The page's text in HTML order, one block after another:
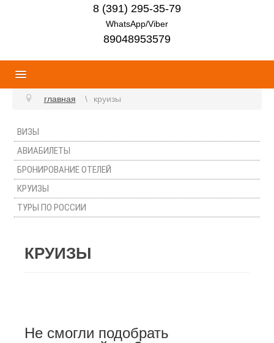
8 (391) 295-35-79
WhatsApp/Viber
89048953579
главная круизы
ВИЗЫ
АВИАБИЛЕТЫ
БРОНИРОВАНИЕ ОТЕЛЕЙ
КРУИЗЫ
ТУРЫ ПО РОССИИ
КРУИЗЫ
Не смогли подобрать